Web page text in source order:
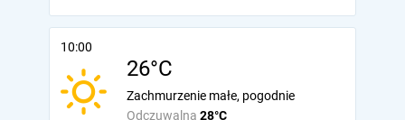
10:00
26°C
Odczuwalna 28°C
Zachmurzenie małe, pogodnie